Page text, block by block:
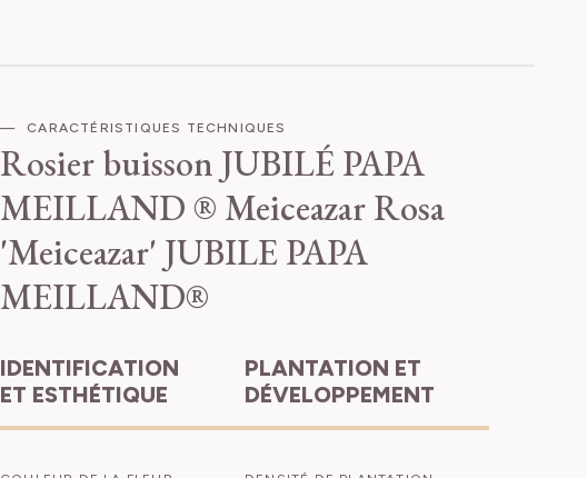
CARACTÉRISTIQUES TECHNIQUES
Rosier buisson JUBILÉ PAPA
MEILLAND ® MeiceazarRosa
'Meiceazar' JUBILE PAPA
MEILLAND®
IDENTIFICATION
ET ESTHÉTIQUE
PLANTATION ET
DÉVELOPPEMENT